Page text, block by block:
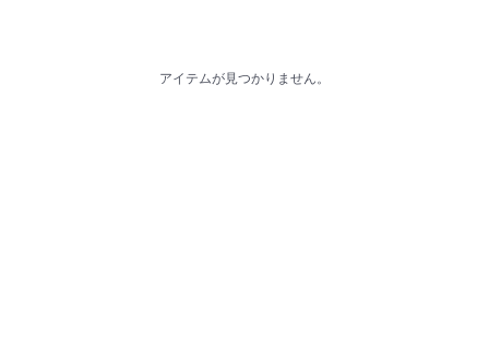
アイテムが見つかりません。